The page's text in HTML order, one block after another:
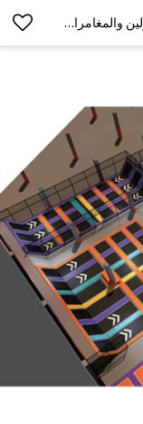
مركز تينجلونج الرياضي، حديقة الترامبولين والمغامرات المغطاة